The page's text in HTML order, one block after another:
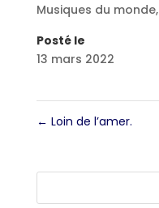
Musiques du monde,
Posté le
13 mars 2022
← Loin de l’amer.